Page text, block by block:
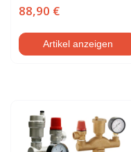
88,90 €
Artikel anzeigen